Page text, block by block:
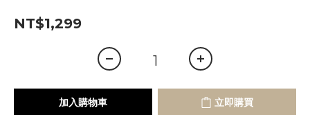
NT$1,299
加入購物車 立即購買